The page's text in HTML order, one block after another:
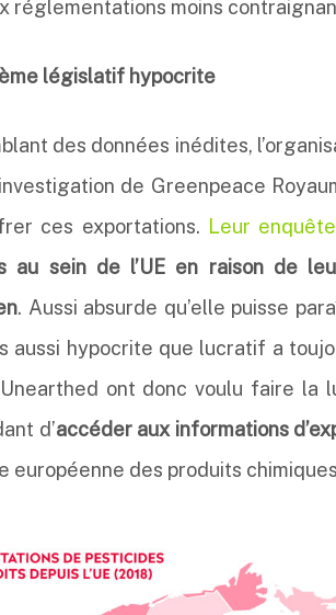
réglementations moins
législatif hypocrite
des données inédites,
de Greenpeace
ces exportations. Leur enquête
au sein de l’UE en raison de
. Aussi absurde qu’elle puisse
aussi hypocrite que lucratif a
ont donc voulu faire la
d’accéder aux informations
européenne des produits